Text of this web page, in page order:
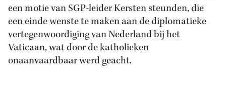
een motie van SGP-leider Kersten steunden, die
een einde wenste te maken aan de diplomatieke
vertegenwoordiging van Nederland bij het
Vaticaan, wat door de katholieken
onaanvaardbaar werd geacht.